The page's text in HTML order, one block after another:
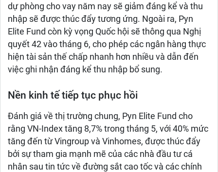
dự phòng cho vay năm nay sẽ giảm đáng kể và thu
nhập sẽ được thúc đẩy tương ứng. Ngoài ra, Pyn
Elite Fund còn kỳ vọng Quốc hội sẽ thông qua Nghị
quyết 42 vào tháng 6, cho phép các ngân hàng thực
hiện tài sản thế chấp nhanh hơn nhiều và dẫn đến
việc ghi nhận đáng kể thu nhập bổ sung.
Nền kinh tế tiếp tục phục hồi
Đánh giá về thị trường chung, Pyn Elite Fund cho
rằng VN-Index tăng 8,7% trong tháng 5, với 40% mức
tăng đến từ Vingroup và Vinhomes, được thúc đẩy
bởi sự tham gia mạnh mẽ của các nhà đầu tư cá
nhân sau tin tức về đường sắt cao tốc và các chính